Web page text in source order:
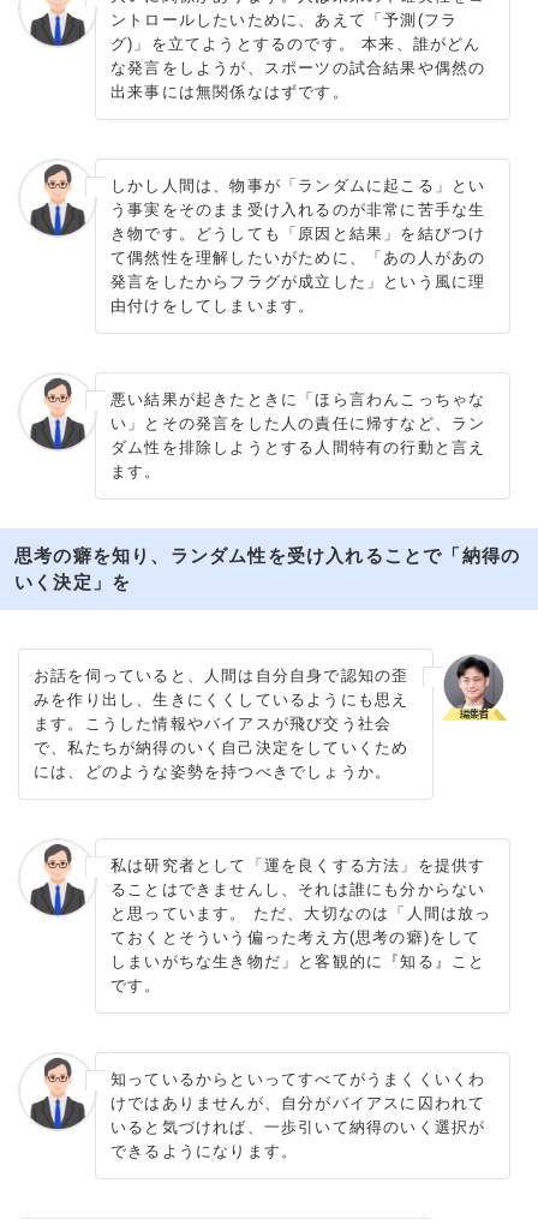
ントロールしたいために、あえて「予測(フラ
グ)」を立てようとするのです。 本来、誰がどん
な発言をしようが、スポーツの試合結果や偶然の
出来事には無関係なはずです。
しかし人間は、物事が「ランダムに起こる」とい
う事実をそのまま受け入れるのが非常に苦手な生
き物です。どうしても「原因と結果」を結びつけ
て偶然性を理解したいがために、「あの人があの
発言をしたからフラグが成立した」という風に理
由付けをしてしまいます。
悪い結果が起きたときに「ほら言わんこっちゃな
い」とその発言をした人の責任に帰すなど、ラン
ダム性を排除しようとする人間特有の行動と言え
ます。
思考の癖を知り、ランダム性を受け入れることで「納得の
いく決定」を
お話を伺っていると、人間は自分自身で認知の歪
みを作り出し、生きにくくしているようにも思え
ます。こうした情報やバイアスが飛び交う社会
で、私たちが納得のいく自己決定をしていくため
には、どのような姿勢を持つべきでしょうか。
私は研究者として「運を良くする方法」を提供す
ることはできませんし、それは誰にも分からない
と思っています。 ただ、大切なのは「人間は放っ
ておくとそういう偏った考え方(思考の癖)をして
しまいがちな生き物だ」と客観的に『知る』こと
です。
知っているからといってすべてがうまくくいくわ
けではありませんが、自分がバイアスに囚われて
いると気づければ、一歩引いて納得のいく選択が
できるようになります。